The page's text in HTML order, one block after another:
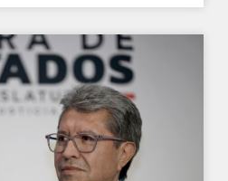
cambia mucho más que
también la vida de